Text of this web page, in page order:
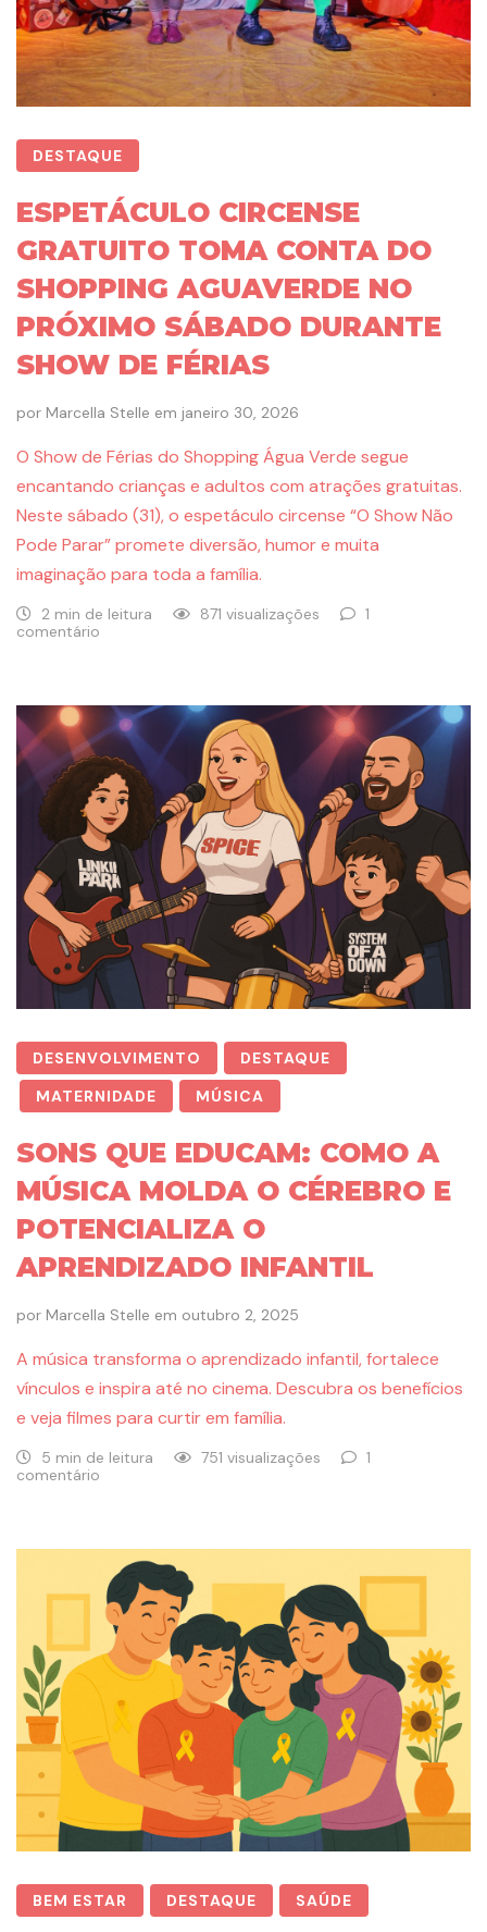
DESTAQUE
ESPETÁCULO CIRCENSE
GRATUITO TOMA CONTA DO
SHOPPING AGUAVERDE NO
PRÓXIMO SÁBADO DURANTE
SHOW DE FÉRIAS
por Marcella Stelle em janeiro 30, 2026
O Show de Férias do Shopping Água Verde segue
encantando crianças e adultos com atrações gratuitas.
Neste sábado (31), o espetáculo circense “O Show Não
Pode Parar” promete diversão, humor e muita
imaginação para toda a família.
2 min de leitura 871 visualizações
1
comentário
DESENVOLVIMENTO
DESTAQUE
MATERNIDADE
MÚSICA
SONS QUE EDUCAM: COMO A
MÚSICA MOLDA O CÉREBRO E
POTENCIALIZA O
APRENDIZADO INFANTIL
por Marcella Stelle em outubro 2, 2025
A música transforma o aprendizado infantil, fortalece
vínculos e inspira até no cinema. Descubra os benefícios
e veja filmes para curtir em família.
5 min de leitura 751 visualizações
1
comentário
BEM ESTAR DESTAQUE SAÚDE